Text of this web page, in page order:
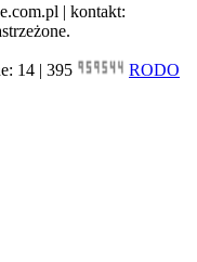
| kontakt:
14 | 395 RODO